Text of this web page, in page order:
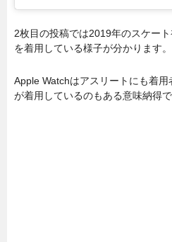
2枚目の投稿では2019年のスケー
を着用している様子が分かります。
Apple Watchはアスリートにも着
が着用しているのもある意味納得で